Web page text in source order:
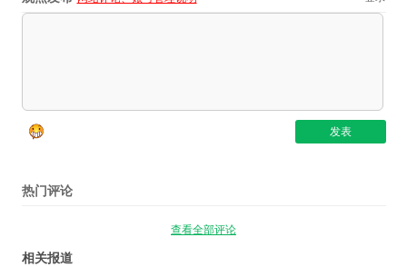
热门评论
查看全部评论
相关报道